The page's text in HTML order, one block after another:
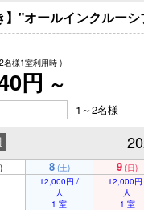
"オールインクルー
名様1室利用時 )
円 ～
1～2名様
8 (土) 9 (日)
12,000円 /
人
1 室
12,000円
人
1 室